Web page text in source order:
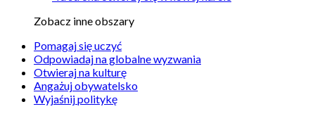
Zobacz inne obszary
Pomagaj się uczyć
Odpowiadaj na globalne wyzwania
Otwieraj na kulturę
Angażuj obywatelsko
Wyjaśnij politykę